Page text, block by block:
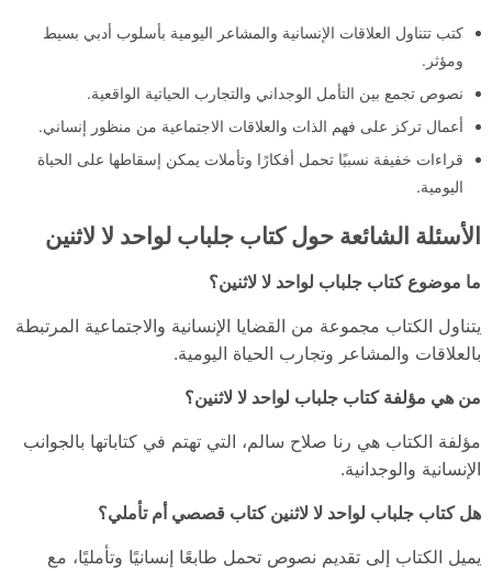
كتب تتناول العلاقات الإنسانية والمشاعر اليومية بأسلوب أدبي بسيط
ومؤثر.
نصوص تجمع بين التأمل الوجداني والتجارب الحياتية الواقعية.
أعمال تركز على فهم الذات والعلاقات الاجتماعية من منظور إنساني.
قراءات خفيفة نسبيًا تحمل أفكارًا وتأملات يمكن إسقاطها على الحياة
اليومية.
الأسئلة الشائعة حول كتاب جلباب لواحد لا لاثنين
ما موضوع كتاب جلباب لواحد لا لاثنين؟
يتناول الكتاب مجموعة من القضايا الإنسانية والاجتماعية المرتبطة
بالعلاقات والمشاعر وتجارب الحياة اليومية.
من هي مؤلفة كتاب جلباب لواحد لا لاثنين؟
مؤلفة الكتاب هي رنا صلاح سالم، التي تهتم في كتاباتها بالجوانب
الإنسانية والوجدانية.
هل كتاب جلباب لواحد لا لاثنين كتاب قصصي أم تأملي؟
يميل الكتاب إلى تقديم نصوص تحمل طابعًا إنسانيًا وتأمليًا، مع